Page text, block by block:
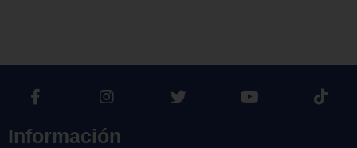
Información